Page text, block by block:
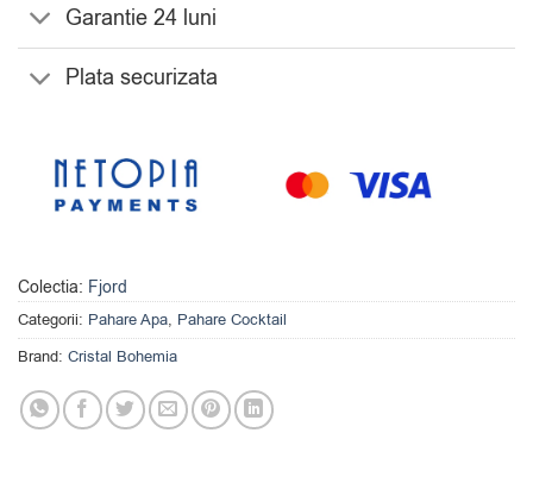
Garantie 24 luni
Plata securizata
Colectia: Fjord
Categorii: Pahare Apa, Pahare Cocktail
Brand: Cristal Bohemia